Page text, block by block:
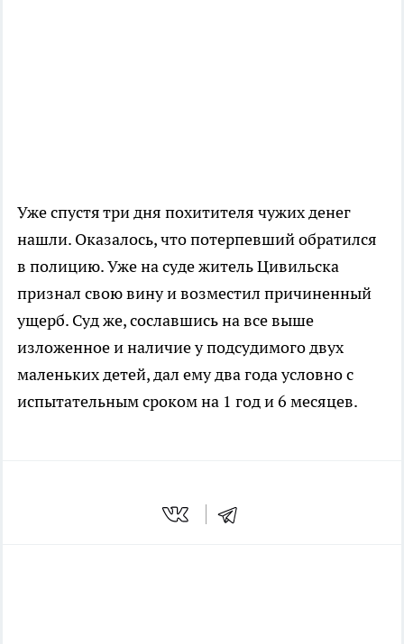
Уже спустя три дня похитителя чужих денег
нашли. Оказалось, что потерпевший обратился
в полицию. Уже на суде житель Цивильска
признал свою вину и возместил причиненный
ущерб. Суд же, сославшись на все выше
изложенное и наличие у подсудимого двух
маленьких детей, дал ему два года условно с
испытательным сроком на 1 год и 6 месяцев.